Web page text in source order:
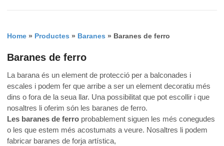
Home » Productes » Baranes » Baranes de ferro
Baranes de ferro
La barana és un element de protecció per a balconades i
escales i podem fer que arribe a ser un element decoratiu més
dins o fora de la seua llar. Una possibilitat que pot escollir i que
nosaltres li oferim són les baranes de ferro.
Les baranes de ferro probablement siguen les més conegudes
o les que estem més acostumats a veure. Nosaltres li podem
fabricar baranes de forja artística,